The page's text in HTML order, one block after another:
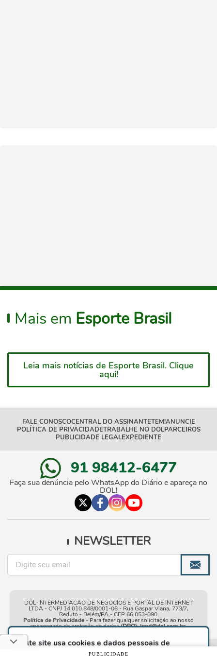
Este site usa cookies e dados pessoais de
acordo com os nossosTermos de Uso e Política
Mais em Esporte Brasil
Leia mais notícias de Esporte Brasil. Clique
aqui!
FALE CONOSCOCENTRAL DO ASSINANTETEM!ANUNCIE
POLÍTICA DE PRIVACIDADETRABALHE NO DOLPARCEIROS
PUBLICIDADE LEGALEXPEDIENTE
91 98412-6477
Faça sua denúncia pelo WhatsApp do Diário e apareça no
DOL!
NEWSLETTER
DOL-INTERMEDIACAO DE NEGOCIOS E PORTAL DE INTERNET
LTDA - CNPJ 14.010.848/0001-06 - Rua Gaspar Viana, 773/7,
Reduto - Belém/PA - CEP 66.053-090
Política de Privacidade- Para fazer qualquer solicitação ao nosso
encarregado de proteção de dados(DPO):lgpd@dol.com.br.
| © Copyright 2010-2026 DOL - Diário
PUBLICIDADE